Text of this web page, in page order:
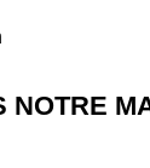
NOTRE